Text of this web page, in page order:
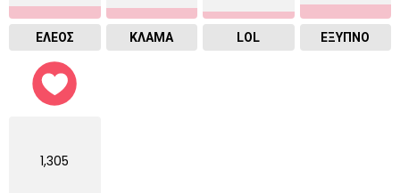
ΕΛΕΟΣ ΚΛΑΜΑ LOL ΈΞΥΠΝΟ
1,305